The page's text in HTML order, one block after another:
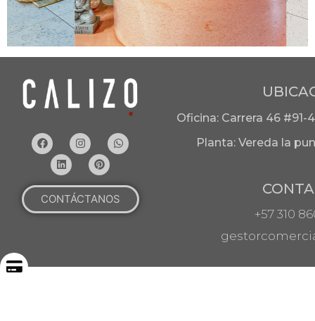
CONTÁCTANOS
Oficina: Carrera 46
Planta: Vereda la
+57 310